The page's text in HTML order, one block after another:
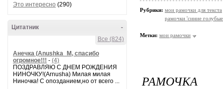
Это интересно (290)
-
Цитатник
Все (824)
Анечка (Anushka_M, спасибо
огромное!!! - (4)
ПОЗДРАВЛЯЮ С ДНЕМ РОЖДЕНИЯ
НИНОЧКУ!(Arnusha) Милая милая
Ниночка! С опозданием,но от всего ...
Рубрики: мои рамочки для текста
рамочки 'синие
Метки: мои рамочки
РАМОЧКА